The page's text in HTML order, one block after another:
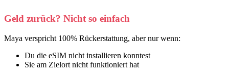
Geld zurück? Nicht so einfach
Maya verspricht 100% Rückerstattung, aber nur wenn:
Du die eSIM nicht installieren konntest
Sie am Zielort nicht funktioniert hat